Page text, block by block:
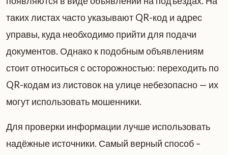
таких листах часто указывают QR-код и адрес
управы, куда необходимо прийти для подачи
документов. Однако к подобным объявлениям
стоит относиться с осторожностью: переходить по
QR-кодам из листовок на улице небезопасно — их
могут использовать мошенники.
Для проверки информации лучше использовать
надёжные источники. Самый верный способ –